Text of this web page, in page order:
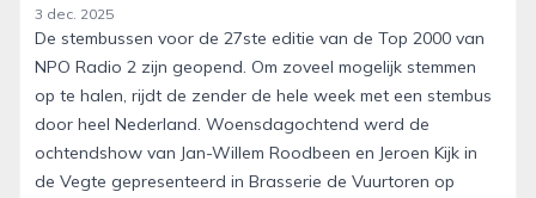
3 dec. 2025
De stembussen voor de 27ste editie van de Top 2000 van
NPO Radio 2 zijn geopend. Om zoveel mogelijk stemmen
op te halen, rijdt de zender de hele week met een stembus
door heel Nederland. Woensdagochtend werd de
ochtendshow van Jan-Willem Roodbeen en Jeroen Kijk in
de Vegte gepresenteerd in Brasserie de Vuurtoren op